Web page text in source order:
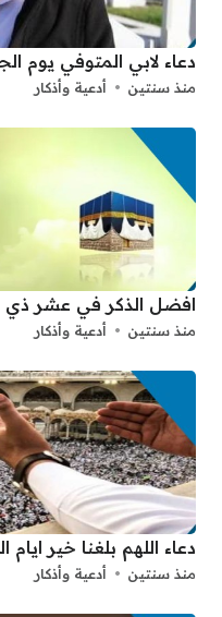
دعاء لابي المتوفي يوم
منذ سنتين أدعية وأذكار
افضل الذكر في عشر ذي
منذ سنتين أدعية وأذكار
دعاء اللهم بلغنا خير
منذ سنتين أدعية وأذكار